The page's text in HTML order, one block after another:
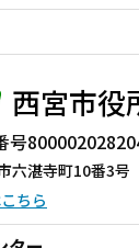
西宮市役
号
湛寺町10番3号
ちら